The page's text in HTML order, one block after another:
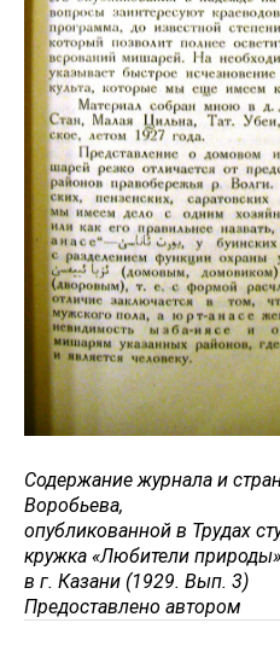
Содержание журнала и
Воробьева,
опубликованной в Трудах
кружка «Любители природы»
в г. Казани (1929. Вып. 3)
Предоставлено автором